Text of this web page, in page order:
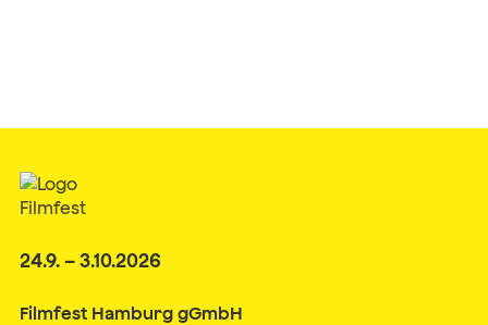
24.9. – 3.10.2026
Filmfest Hamburg gGmbH